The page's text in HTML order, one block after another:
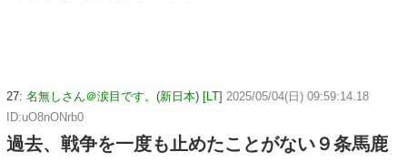
27: 名無しさん＠涙目です。(新日本) [LT] 2025/05/04(日) 09:59:14.18
ID:uO8nONrb0
過去、戦争を一度も止めたことがない９条馬鹿